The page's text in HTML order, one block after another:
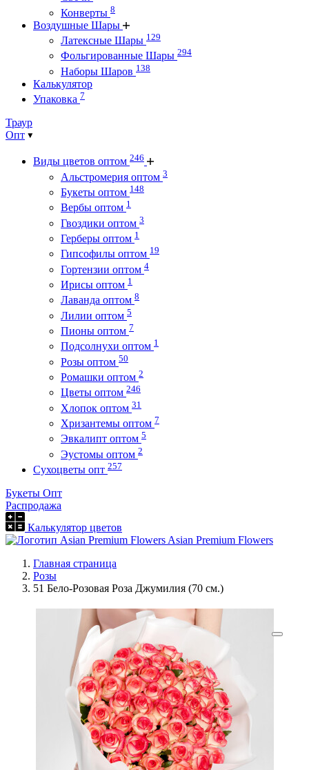
Конверты 8
Воздушные Шары
Латексные Шары 129
Фольгированные Шары 294
Наборы Шаров 138
Калькулятор
Упаковка 7
Траур
Опт
Виды цветов оптом 246
Альстромерия оптом 3
Букеты оптом 148
Вербы оптом 1
Гвоздики оптом 3
Герберы оптом 1
Гипсофилы оптом 19
Гортензии оптом 4
Ирисы оптом 1
Лаванда оптом 8
Лилии оптом 5
Пионы оптом 7
Подсолнухи оптом 1
Розы оптом 50
Ромашки оптом 2
Цветы оптом 246
Хлопок оптом 31
Хризантемы оптом 7
Эвкалипт оптом 5
Эустомы оптом 2
Сухоцветы опт 257
Букеты Опт
Распродажа
Калькулятор цветов
Asian Premium Flowers
Главная страница
Розы
51 Бело-Розовая Роза Джумилия (70 см.)